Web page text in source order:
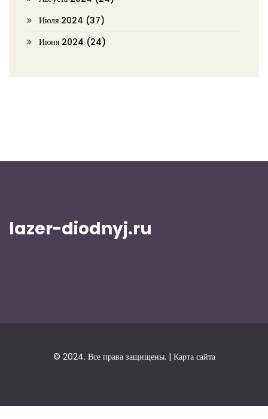
Июля 2024 (37)
Июня 2024 (24)
lazer-diodnyj.ru
© 2024. Все права защищены. | Карта сайта